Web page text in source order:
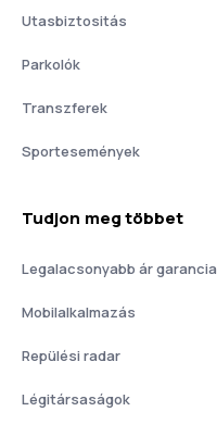
Utasbiztositás
Parkolók
Transzferek
Sportesemények
Tudjon meg többet
Legalacsonyabb ár garancia
Mobilalkalmazás
Repülési radar
Légitársaságok